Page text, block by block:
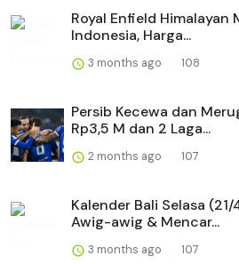
Royal Enfield Himalayan
Indonesia, Harga...
3 months ago 108
Persib Kecewa dan
Rp3,5 M dan 2 Laga...
2 months ago 107
Kalender Bali Selasa
Awig-awig & Mencar...
3 months ago 107